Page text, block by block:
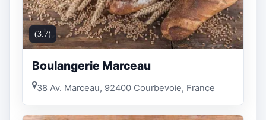
(3.7)
Boulangerie Marceau
38 Av. Marceau, 92400 Courbevoie, France